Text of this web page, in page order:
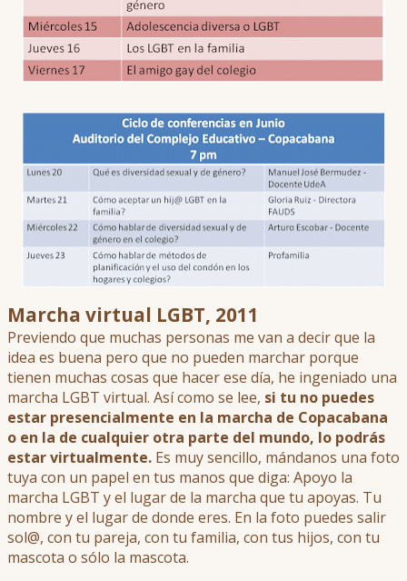
Marcha virtual LGBT, 2011
Previendo que muchas personas me van a decir que la
idea es buena pero que no pueden marchar porque
tienen muchas cosas que hacer ese día, he ingeniado una
marcha LGBT virtual. Así como se lee, si tu no puedes
estar presencialmente en la marcha de Copacabana
o en la de cualquier otra parte del mundo, lo podrás
estar virtualmente. Es muy sencillo, mándanos una foto
tuya con un papel en tus manos que diga: Apoyo la
marcha LGBT y el lugar de la marcha que tu apoyas. Tu
nombre y el lugar de donde eres. En la foto puedes salir
sol@, con tu pareja, con tu familia, con tus hijos, con tu
mascota o sólo la mascota.